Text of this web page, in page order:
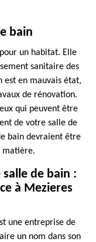
bain
un habitat. Elle
sanitaire des
est en mauvais état,
de rénovation.
qui peuvent être
de votre salle de
bain devraient être
matière.
de bain :
à Mezieres
une entreprise de
un nom dans son